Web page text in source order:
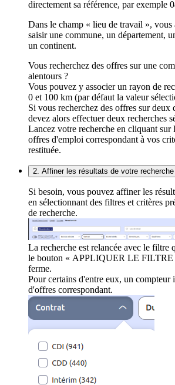
directement sa référence, par exemple
Dans le champ « lieu de travail », vous
saisir une commune, un département,
un continent.
Vous recherchez des offres sur une
alentours ?
Vous pouvez y associer un rayon de
0 et 100 km (par défaut la valeur
Si vous recherchez des offres sur deux
devez alors effectuer deux recherches
Lancez votre recherche en cliquant sur
offres d'emploi correspondant à vos
restituée.
2. Affiner les résultats de votre recherche
Si besoin, vous pouvez affiner les
en sélectionnant des filtres et critères
de recherche.
La recherche est relancée avec le filtre
le bouton « APPLIQUER LE FILTRE
ferme.
Pour certains d'entre eux, un compteur
d'offres correspondant.